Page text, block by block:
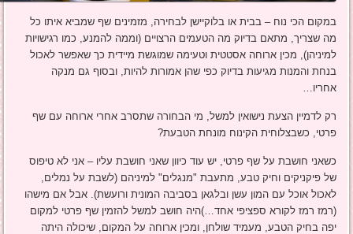
במקום הכי נוח – בבית או בלוקיישן לבחירה, מזמינים שף שמביא איתו כל
מה שצריך, מתאם בדיוק מה הטעמים הרצויים (וממה להמנע, כמו רגישויות
למיניהן), מכין ארוחה אסטטית וטעימה שמוגשת מיידית כך שאפשר לאכול
בנחת והמנות מגיעות בדיוק כפי שהן אמורות להיות, ובסוף גם מנקה
אחריו…
רק לדמיין הצעת נישואין למשל, מי הבחורה שתסרב אחרי ארוחה עם שף
פרטי, כשבצלוחית הקינוח מונחת הטבעת?
כשאני חושבת על שף פרטי, יש עוד כיוון שאני חושבת עליו – אני לא טיפוס
של פיקניקים וחיק טבע, מתעבת "מנגלים" למיניהם (לשבת על נמלים,
לאכול אוכל עם המון עשן ובלגאן בסביבה המונית ורועשת). אבל אם מישהו
(רמז רמז לקורא ספציפי אחד…)היה חושב למשל להזמין שף פרטי למקום
יפה בחיק הטבע, מעמיד שולחן, ומכין ארוחה על המקום, שיכולה היתה